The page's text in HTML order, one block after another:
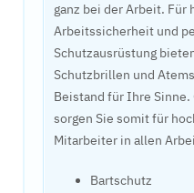
ganz bei der Arbeit. Für
Arbeitssicherheit und
Schutzausrüstung
Schutzbrillen und
Beistand für Ihre
sorgen Sie somit für
Mitarbeiter in allen
Bartschutz